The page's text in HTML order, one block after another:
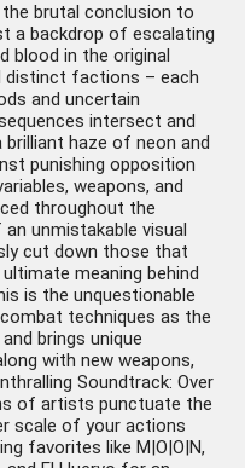
212 ₽
-338 руб.
212 ₽
-338 руб.
the brutal conclusion to
a backdrop of escalating
blood in the original
distinct factions – each
and uncertain
intersect and
haze of neon and
punishing opposition
weapons, and
throughout the
unmistakable visual
cut down those that
meaning behind
is the unquestionable
techniques as the
brings unique
with new weapons,
Soundtrack: Over
of artists punctuate the
scale of your actions
favorites like M|O|O|N,